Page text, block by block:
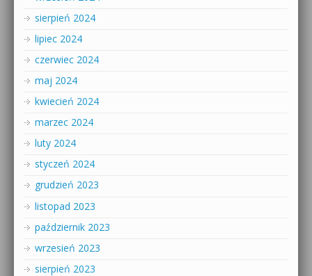
sierpień 2024
lipiec 2024
czerwiec 2024
maj 2024
kwiecień 2024
marzec 2024
luty 2024
styczeń 2024
grudzień 2023
listopad 2023
październik 2023
wrzesień 2023
sierpień 2023